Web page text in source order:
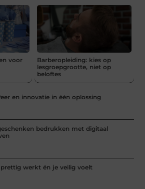
voor
Barberopleiding: kies op
lesgroepgrootte, niet op
beloftes
en innovatie in één oplossing
bedrukken met digitaal
werkt én je veilig voelt